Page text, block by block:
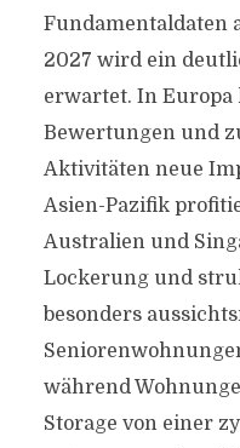
Fundamentaldaten
2027 wird ein
erwartet. In
Bewertungen und
Aktivitäten neue
Asien-Pazifik
Australien und
Lockerung und
besonders
während
Storage von einer